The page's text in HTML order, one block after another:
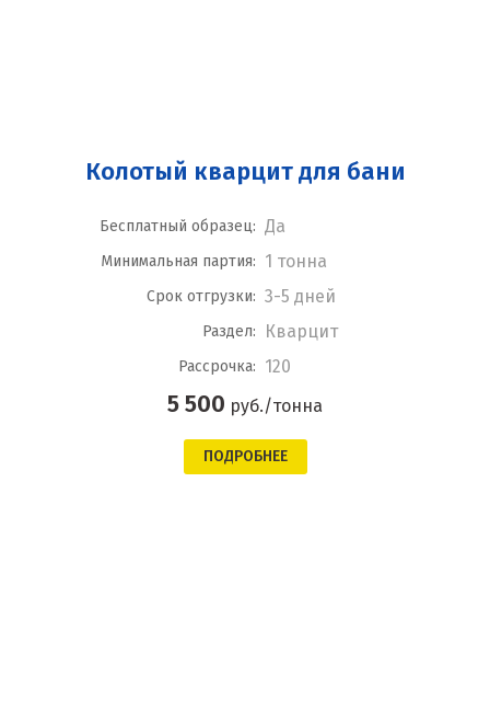
Колотый кварцит для бани
Бесплатный образец: Да
Минимальная партия: 1 тонна
Срок отгрузки: 3-5 дней
Раздел: Кварцит
Рассрочка: 120
5 500 руб./тонна
ПОДРОБНЕЕ